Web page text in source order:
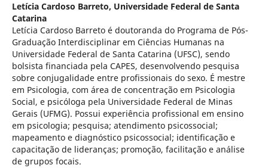
Letícia Cardoso Barreto, Universidade Federal de Santa
Catarina
Letícia Cardoso Barreto é doutoranda do Programa de Pós-
Graduação Interdisciplinar em Ciências Humanas na
Universidade Federal de Santa Catarina (UFSC), sendo
bolsista financiada pela CAPES, desenvolvendo pesquisa
sobre conjugalidade entre profissionais do sexo. É mestre
em Psicologia, com área de concentração em Psicologia
Social, e psicóloga pela Universidade Federal de Minas
Gerais (UFMG). Possui experiência profissional em ensino
em psicologia; pesquisa; atendimento psicossocial;
mapeamento e diagnóstico psicossocial; identificação e
capacitação de lideranças; promoção, facilitação e análise
de grupos focais.